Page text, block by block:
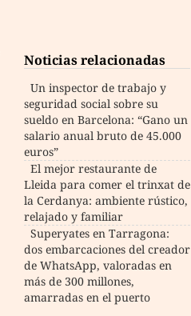
Noticias relacionadas
Un inspector de trabajo y
seguridad social sobre su
sueldo en Barcelona: “Gano un
salario anual bruto de 45.000
euros”
El mejor restaurante de
Lleida para comer el trinxat de
la Cerdanya: ambiente rústico,
relajado y familiar
Superyates en Tarragona:
dos embarcaciones del creador
de WhatsApp, valoradas en
más de 300 millones,
amarradas en el puerto